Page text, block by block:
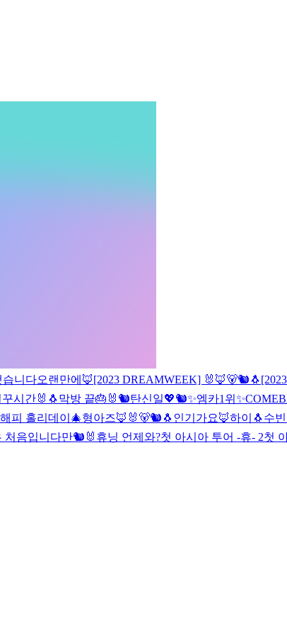
습니다오랜만에🦊[2023 DREAMWEEK] 🐰🦊🐻🐿🐧
시간🐰🐧 막방 끝🎂 🐰 🐿탄신일💖🐿✨️엠카1위✨️
해피 홀리데이🎄형아즈🦊🐰 🐻🐿🐧 인기가요🦊하이🐧 수
처음입니다만🐿 🐰 휴닝 언제와?첫 아시아 투어 -휴- 2첫